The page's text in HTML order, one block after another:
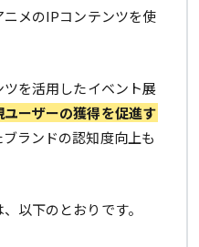
メのIPコンテンツを使
を活用したイベント展
ーザーの獲得を促進す
ランドの認知度向上も
以下のとおりです。